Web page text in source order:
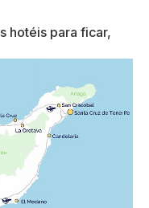
hotéis para ficar,